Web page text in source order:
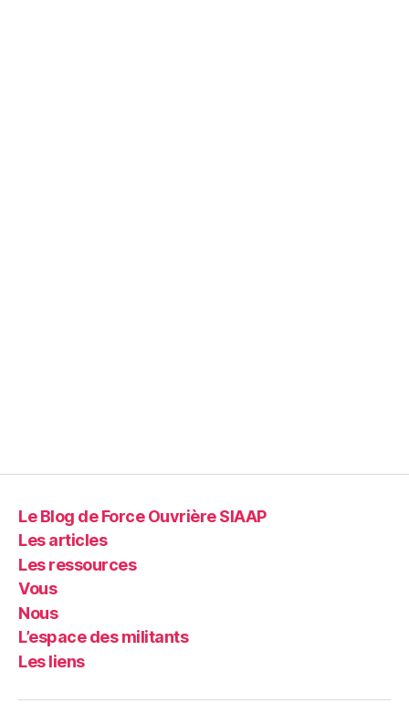
Le Blog de Force Ouvrière SIAAP
Les articles
Les ressources
Vous
Nous
L’espace des militants
Les liens